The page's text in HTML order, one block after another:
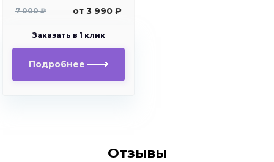
и близорукости
7 000 ₽
от 3 990 ₽
Заказать в 1 клик
Подробнее
Отзывы